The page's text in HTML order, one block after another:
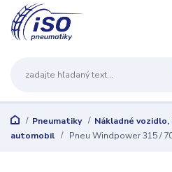
Pneumatiky Nákladné
automobil
Pneu Windpower 315 /